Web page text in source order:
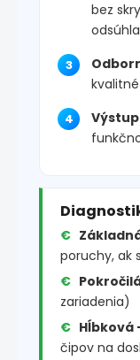
bez
poruchy, ak
zariadenia)
Hĺbková
čipov na